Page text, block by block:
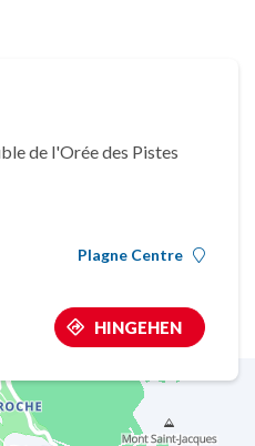
de l'Orée des Pistes
Plagne Centre
HINGEHEN